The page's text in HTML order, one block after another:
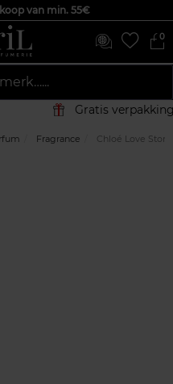
van min. 55€
0
Gratis verpakking
Fragrance Chloé Love Story